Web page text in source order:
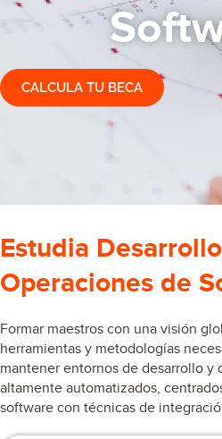
CALCULA TU BECA
Estudia
Operaciones de
Formar maestros con una visión
herramientas y metodologías
mantener entornos de desarrollo y
altamente automatizados,
software con técnicas de